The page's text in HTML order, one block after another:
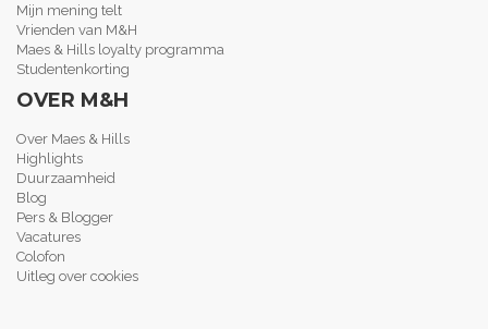
Mijn mening telt
Vrienden van M&H
Maes & Hills loyalty programma
Studentenkorting
OVER M&H
Over Maes & Hills
Highlights
Duurzaamheid
Blog
Pers & Blogger
Vacatures
Colofon
Uitleg over cookies